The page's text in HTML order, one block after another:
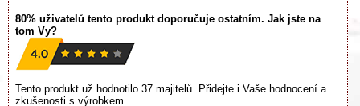
80% uživatelů tento produkt doporučuje ostatním. Jak jste na
tom Vy?
Tento produkt už hodnotilo 37 majitelů. Přidejte i Vaše hodnocení a
zkušenosti s výrobkem.